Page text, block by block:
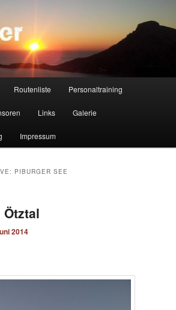
Routenliste Personaltraining
Links Galerie
Impressum
PIBURGER SEE
Ötztal
2014